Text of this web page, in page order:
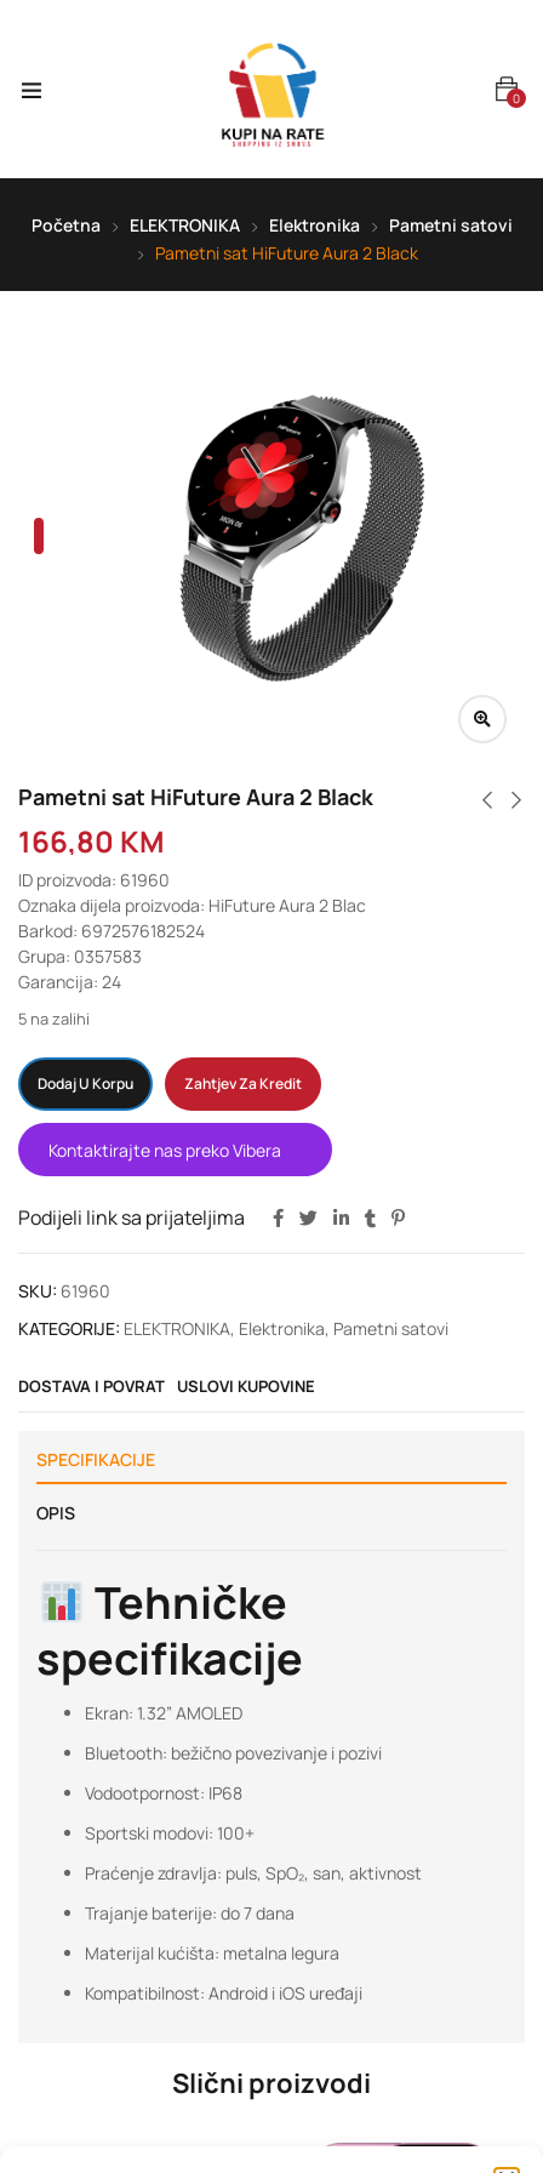
0
Početna ELEKTRONIKA Elektronika
Pametni satovi
Pametni sat HiFuture Aura 2 Black
Pametni sat HiFuture Aura 2 Black
166,80 KM
ID proizvoda: 61960
Oznaka dijela proizvoda: HiFuture Aura 2 Blac
Barkod: 6972576182524
Grupa: 0357583
Garancija: 24
5 na zalihi
Dodaj U Korpu Zahtjev Za Kredit
Kontaktirajte nas preko Vibera
Podijeli link sa prijateljima
SKU: 61960
KATEGORIJE: ELEKTRONIKA, Elektronika, Pametni satovi
DOSTAVA I POVRAT USLOVI KUPOVINE
SPECIFIKACIJE
OPIS
Tehničke
specifikacije
Ekran: 1.32” AMOLED
Bluetooth: bežično povezivanje i pozivi
Vodootpornost: IP68
Sportski modovi: 100+
Praćenje zdravlja: puls, SpO₂, san, aktivnost
Trajanje baterije: do 7 dana
Materijal kućišta: metalna legura
Kompatibilnost: Android i iOS uređaji
Slični proizvodi